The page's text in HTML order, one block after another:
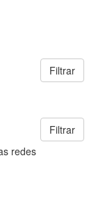
Filtrar
Filtrar
redes